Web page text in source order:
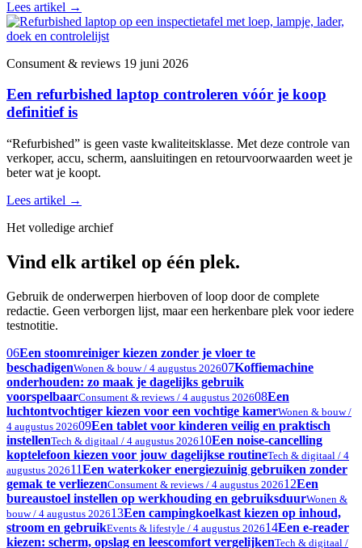
Lees artikel →
Consument & reviews 19 juni 2026
Een refurbished laptop controleren vóór je koop
definitief is
“Refurbished” is geen vaste kwaliteitsklasse. Met deze controle van
verkoper, accu, scherm, aansluitingen en retourvoorwaarden weet je
beter wat je koopt.
Lees artikel →
Het volledige archief
Vind elk artikel op één plek.
Gebruik de onderwerpen hierboven of loop door de complete
redactie. Geen verborgen lijst, maar een herkenbare plek voor iedere
testnotitie.
06Een stoomreiniger kiezen zonder je vloer te
beschadigenWonen & bouw / 4 augustus 202607Koffiemachine
onderhouden: zo maak je dagelijks gebruik
voorspelbaarConsument & reviews / 4 augustus 202608Een
luchtontvochtiger kiezen voor een vochtige kamerWonen & bouw /
4 augustus 202609Een tablet voor kinderen veilig en praktisch
instellenTech & digitaal / 4 augustus 202610Een noise-cancelling
koptelefoon kiezen voor jouw dagelijkse routineTech & digitaal / 4
augustus 202611Een waterkoker energiezuinig gebruiken zonder
gemak te verliezenConsument & reviews / 4 augustus 202612Een
bureaustoel instellen op werkhouding en gebruiksduurWonen &
bouw / 4 augustus 202613Een campingkoelkast kiezen op inhoud,
stroom en gebruikEvents & lifestyle / 4 augustus 202614Een e-reader
kiezen: scherm, opslag en leescomfort vergelijkenTech & digitaal /